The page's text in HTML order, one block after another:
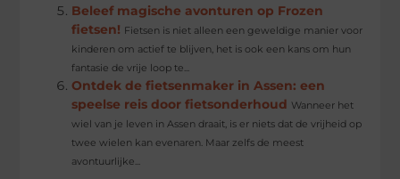
Beleef magische avonturen op Frozen
fietsen! Fietsen is niet alleen een geweldige manier voor
kinderen om actief te blijven, het is ook een kans om hun
fantasie de vrije loop te...
Ontdek de fietsenmaker in Assen: een
speelse reis door fietsonderhoud Wanneer het
wiel van je leven in Assen draait, is er niets dat de vrijheid op
twee wielen kan evenaren. Maar zelfs de meest
avontuurlijke...